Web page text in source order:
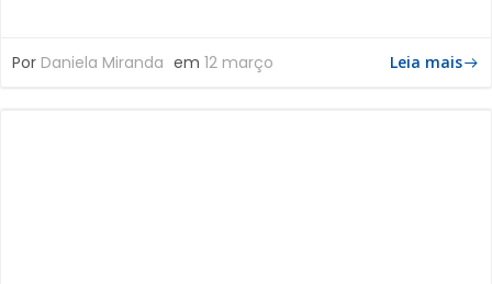
Por Daniela Miranda em 12 março Leia mais